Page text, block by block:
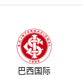
巴西国际